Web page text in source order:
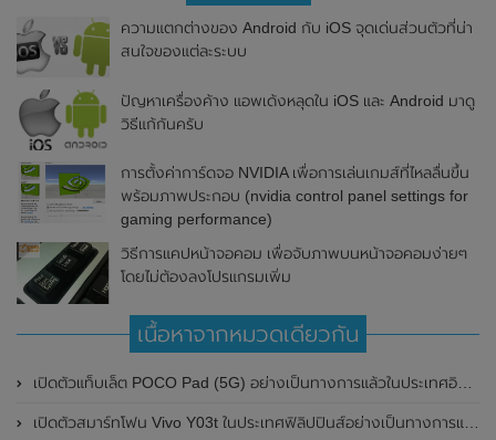
ความแตกต่างของ Android กับ iOS จุดเด่นส่วนตัวที่น่า
สนใจของแต่ละระบบ
ปัญหาเครื่องค้าง แอพเด้งหลุดใน iOS และ Android มาดู
วิธีแก้กันครับ
การตั้งค่าการ์ดจอ NVIDIA เพื่อการเล่นเกมส์ที่ไหลลื่นขึ้น
พร้อมภาพประกอบ (nvidia control panel settings for
gaming performance)
วิธีการแคปหน้าจอคอม เพื่อจับภาพบนหน้าจอคอมง่ายๆ
โดยไม่ต้องลงโปรแกรมเพิ่ม
เนื้อหาจากหมวดเดียวกัน
เปิดตัวแท็บเล็ต POCO Pad (5G) อย่างเป็นทางการแล้วในประเทศอินเดีย มาพร้อมชิปเซ็ต Snapdragon 7s Gen 2 ของ Qualcomm และรองรับเครือข่าย 5G
เปิดตัวสมาร์ทโฟน Vivo Y03t ในประเทศฟิลิปปินส์อย่างเป็นทางการแล้ว มาพร้อมชิปเซ็ต Unisoc T612 , กล้องหลัง ความละเอียด 13MP , แบตเตอรี่ 5,000mAh และหน้าจอแสดงผล LCD / 90Hz